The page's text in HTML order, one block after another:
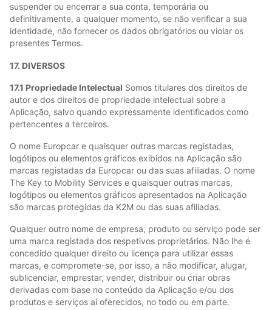
suspender ou encerrar a sua conta, temporária ou
definitivamente, a qualquer momento, se não verificar a sua
identidade, não fornecer os dados obrigatórios ou violar os
presentes Termos.
17. DIVERSOS
17.1 Propriedade Intelectual Somos titulares dos direitos de
autor e dos direitos de propriedade intelectual sobre a
Aplicação, salvo quando expressamente identificados como
pertencentes a terceiros.
O nome Europcar e quaisquer outras marcas registadas,
logótipos ou elementos gráficos exibidos na Aplicação são
marcas registadas da Europcar ou das suas afiliadas. O nome
The Key to Mobility Services e quaisquer outras marcas,
logótipos ou elementos gráficos apresentados na Aplicação
são marcas protegidas da K2M ou das suas afiliadas.
Qualquer outro nome de empresa, produto ou serviço pode ser
uma marca registada dos respetivos proprietários. Não lhe é
concedido qualquer direito ou licença para utilizar essas
marcas, e compromete-se, por isso, a não modificar, alugar,
sublicenciar, emprestar, vender, distribuir ou criar obras
derivadas com base no conteúdo da Aplicação e/ou dos
produtos e serviços aí oferecidos, no todo ou em parte.